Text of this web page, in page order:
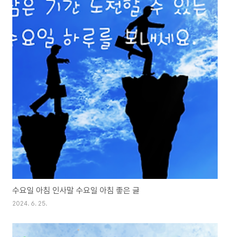
수요일 아침 인사말 수요일 아침 좋은 글
2024. 6. 25.